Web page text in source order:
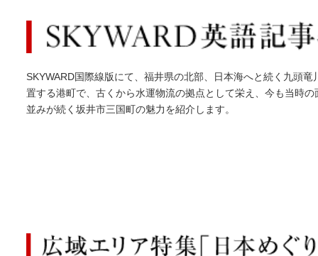
SKYWARD国際線版にて、福井県の北部、日本海へと続く九頭竜
置する港町で、古くから水運物流の拠点として栄え、今も当時の
並みが続く坂井市三国町の魅力を紹介します。